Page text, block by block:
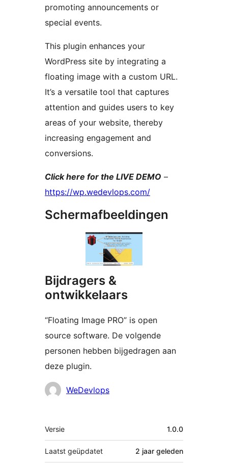
promoting announcements or
special events.
This plugin enhances your
WordPress site by integrating a
floating image with a custom URL.
It’s a versatile tool that captures
attention and guides users to key
areas of your website, thereby
increasing engagement and
conversions.
Click here for the LIVE DEMO –
https://wp.wedevlops.com/
Schermafbeeldingen
Bijdragers &
ontwikkelaars
“Floating Image PRO” is open
source software. De volgende
personen hebben bijgedragen aan
deze plugin.
BijdragersWeDevlops
Meta
Versie 1.0.0
Laatst geüpdatet 2 jaar geleden